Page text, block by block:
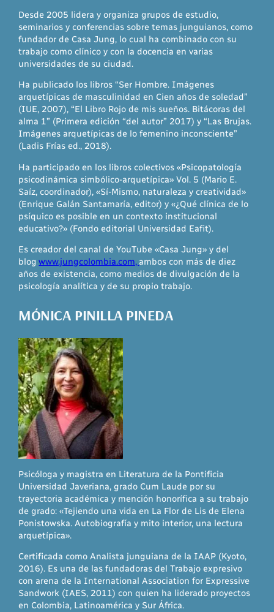
Desde 2005 lidera y organiza grupos de estudio,
seminarios y conferencias sobre temas junguianos, como
fundador de Casa Jung, lo cual ha combinado con su
trabajo como clínico y con la docencia en varias
universidades de su ciudad.
Ha publicado los libros “Ser Hombre. Imágenes
arquetípicas de masculinidad en Cien años de soledad”
(IUE, 2007), “El Libro Rojo de mis sueños. Bitácoras del
alma 1” (Primera edición “del autor” 2017) y “Las Brujas.
Imágenes arquetípicas de lo femenino inconsciente”
(Ladis Frías ed., 2018).
Ha participado en los libros colectivos «Psicopatología
psicodinámica simbólico-arquetípica» Vol. 5 (Mario E.
Saíz, coordinador), «Sí-Mismo, naturaleza y creatividad»
(Enrique Galán Santamaría, editor) y «¿Qué clínica de lo
psíquico es posible en un contexto institucional
educativo?» (Fondo editorial Universidad Eafit).
Es creador del canal de YouTube «Casa Jung» y del
blogwww.jungcolombia.com, ambos con más de diez
años de existencia, como medios de divulgación de la
psicología analítica y de su propio trabajo.
MÓNICA PINILLA PINEDA
Psicóloga y magistra en Literatura de la Pontificia
Universidad Javeriana, grado Cum Laude por su
trayectoria académica y mención honorífica a su trabajo
de grado: «Tejiendo una vida en La Flor de Lis de Elena
Ponistowska. Autobiografía y mito interior, una lectura
arquetípica».
Certificada como Analista junguiana de la IAAP (Kyoto,
2016). Es una de las fundadoras del Trabajo expresivo
con arena de la International Association for Expressive
Sandwork (IAES, 2011) con quien ha liderado proyectos
en Colombia, Latinoamérica y Sur África.